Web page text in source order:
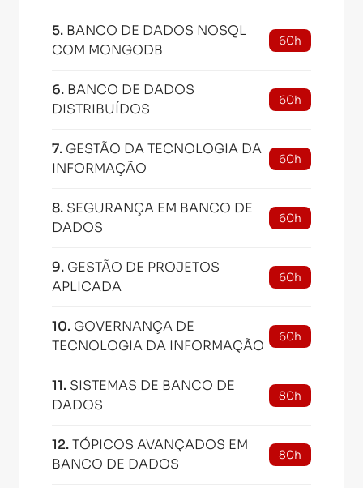
5. BANCO DE DADOS NOSQL
COM MONGODB
60h
6. BANCO DE DADOS
DISTRIBUÍDOS
60h
7. GESTÃO DA TECNOLOGIA DA
INFORMAÇÃO
60h
8. SEGURANÇA EM BANCO DE
DADOS
60h
9. GESTÃO DE PROJETOS
APLICADA
60h
10. GOVERNANÇA DE
TECNOLOGIA DA INFORMAÇÃO
60h
11. SISTEMAS DE BANCO DE
DADOS
80h
12.TÓPICOS AVANÇADOS EM
BANCO DE DADOS
80h